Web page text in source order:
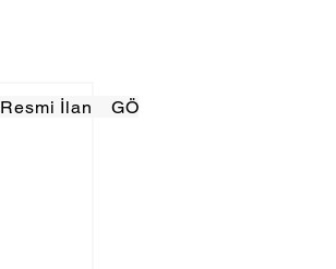
Resmi İlan GÖRÜNÜMTV